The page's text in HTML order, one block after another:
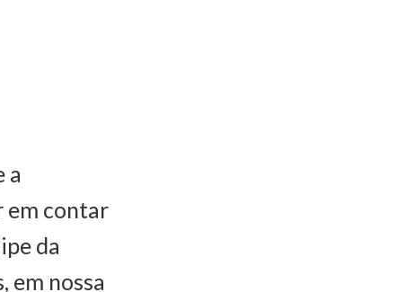
a
em contar
da
em nossa